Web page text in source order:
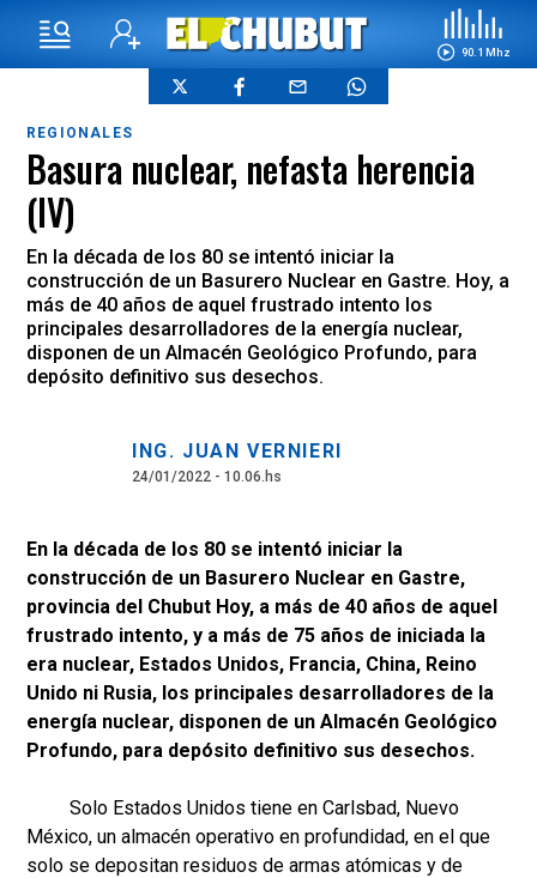
90.1 Mhz
REGIONALES
Basura nuclear, nefasta herencia
(IV)
En la década de los 80 se intentó iniciar la
construcción de un Basurero Nuclear en Gastre. Hoy, a
más de 40 años de aquel frustrado intento los
principales desarrolladores de la energía nuclear,
disponen de un Almacén Geológico Profundo, para
depósito definitivo sus desechos.
ING. JUAN VERNIERI
24/01/2022 - 10.06.hs
En la década de los 80 se intentó iniciar la
construcción de un Basurero Nuclear en Gastre,
provincia del Chubut Hoy, a más de 40 años de aquel
frustrado intento, y a más de 75 años de iniciada la
era nuclear, Estados Unidos, Francia, China, Reino
Unido ni Rusia, los principales desarrolladores de la
energía nuclear, disponen de un Almacén Geológico
Profundo, para depósito definitivo sus desechos.
Solo Estados Unidos tiene en Carlsbad, Nuevo
México, un almacén operativo en profundidad, en el que
solo se depositan residuos de armas atómicas y de